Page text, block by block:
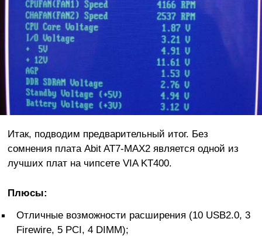
Итак, подводим предварительный итог. Без
сомнения плата Abit AT7-MAX2 является одной из
лучших плат на чипсете VIA KT400.
Плюсы:
Отличные возможности расширения (10 USB2.0, 3
Firewire, 5 PCI, 4 DIMM);